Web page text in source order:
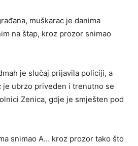
muškarac je danima
na štap, kroz prozor snimao
je slučaj prijavila policiji, a
je ubrzo priveden i trenutno se
Zenica, gdje je smješten pod
snimao A… kroz prozor tako što